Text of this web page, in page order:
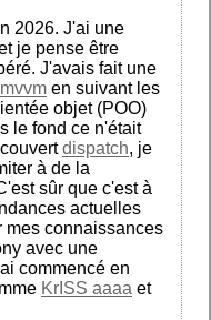
2026. J'ai une
je pense être
J'avais fait une
en suivant les
objet (POO)
le fond ce n'était
dispatch, je
à de la
sûr que c'est à
actuelles
mes connaissances
avec une
commencé en
KrISS aaaa et